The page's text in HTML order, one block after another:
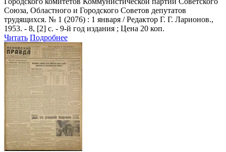
Союза, Областного и Городского Советов депутатов
трудящихся. № 1 (2076) : 1 января / Редактор Г. Г. Ларионов.,
1953. - 8, [2] с. - 9-й год издания ; Цена 20 коп.
Читать Подробнее